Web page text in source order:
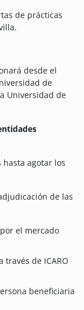
de prácticas
desde el
de
Universidad de
hasta agotar los
de las
el mercado
de ICARO
beneficiaria